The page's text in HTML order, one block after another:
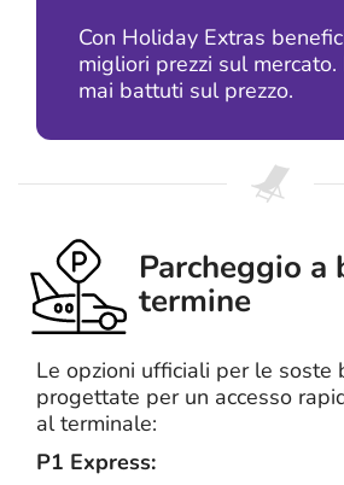
Con Holiday Extras
migliori prezzi sul
mai battuti sul prezzo.
Parcheggio a
termine
Le opzioni ufficiali per le soste
progettate per un accesso
al terminale:
P1 Express: